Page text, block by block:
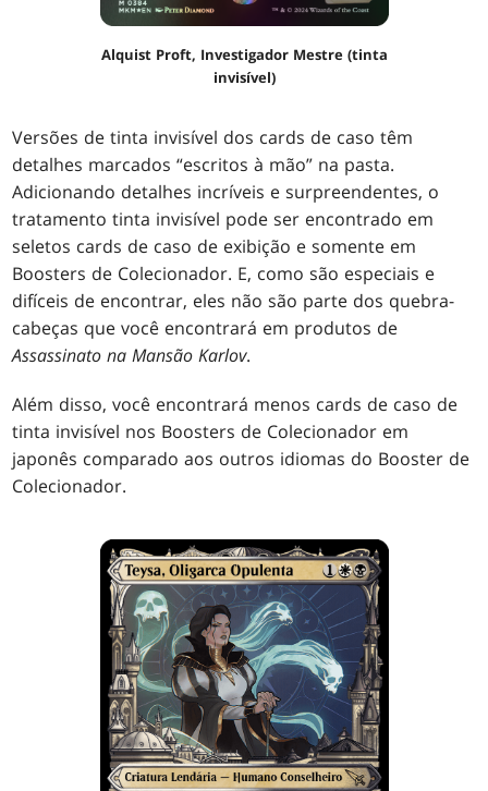
Alquist Proft, Investigador Mestre (tinta
invisível)
Versões de tinta invisível dos cards de caso têm
detalhes marcados “escritos à mão” na pasta.
Adicionando detalhes incríveis e surpreendentes, o
tratamento tinta invisível pode ser encontrado em
seletos cards de caso de exibição e somente em
Boosters de Colecionador. E, como são especiais e
difíceis de encontrar, eles não são parte dos quebra-
cabeças que você encontrará em produtos de
Assassinato na Mansão Karlov.
Além disso, você encontrará menos cards de caso de
tinta invisível nos Boosters de Colecionador em
japonês comparado aos outros idiomas do Booster de
Colecionador.